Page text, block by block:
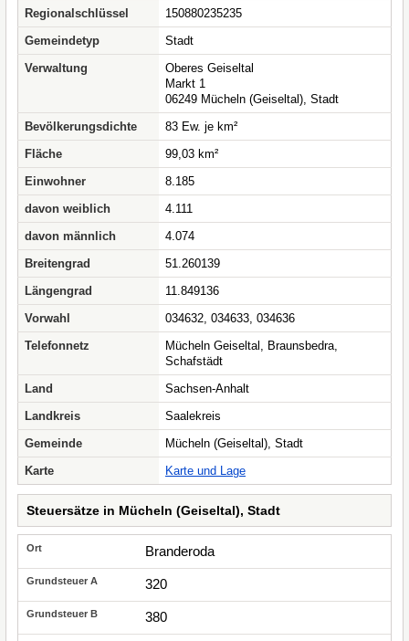
Regionalschlüssel
150880235235
Gemeindetyp
Stadt
Verwaltung
Oberes Geiseltal
Markt 1
06249 Mücheln (Geiseltal), Stadt
Bevölkerungsdichte
83 Ew. je km²
Fläche
99,03 km²
Einwohner
8.185
davon weiblich
4.111
davon männlich
4.074
Breitengrad
51.260139
Längengrad
11.849136
Vorwahl
034632, 034633, 034636
Telefonnetz
Mücheln Geiseltal, Braunsbedra,
Schafstädt
Land
Sachsen-Anhalt
Landkreis
Saalekreis
Gemeinde
Mücheln (Geiseltal), Stadt
Karte
Karte und Lage
Steuersätze in Mücheln (Geiseltal), Stadt
Branderoda
320
380